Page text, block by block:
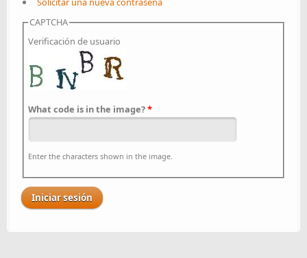
CAPTCHA
Verificación de usuario
What code is in the image?*
Enter the characters shown in the image.